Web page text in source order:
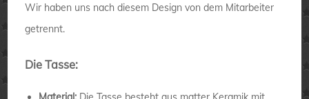
Wir haben uns nach diesem Design von dem Mitarbeiter
getrennt.
Die Tasse: